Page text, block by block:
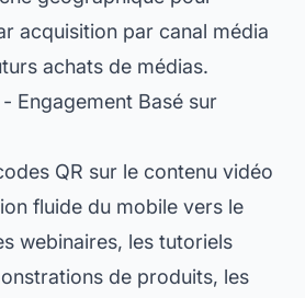
acquisition par canal média
achats de médias.
Engagement Basé sur
QR sur le contenu vidéo
fluide du mobile vers le
webinaires, les tutoriels
de produits, les